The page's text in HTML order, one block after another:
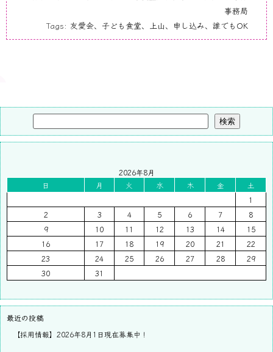
事務局
Tags: 友愛会、子ども食堂、上山、申し込み、誰でもOK
検索
2026年8月
日
月 火 水 木 金
土
1
2
3 4 5 6 7
8
9
10 11 12 13 14
15
16
17 18 19 20 21
22
23
24 25 26 27 28
29
30
31
最近の投稿
【採用情報】2026年8月1日現在募集中！